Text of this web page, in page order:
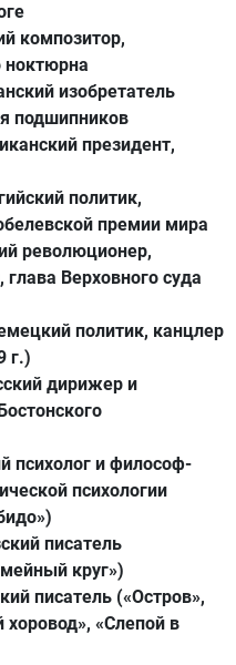
композитор,
ноктюрна
изобретатель
подшипников
президент,
политик,
премии мира
революционер,
Верховного суда
политик, канцлер
г.)
дирижер и
психолог и философ-
психологии
писатель
круг»)
писатель («Остров»,
хоровод», «Слепой в